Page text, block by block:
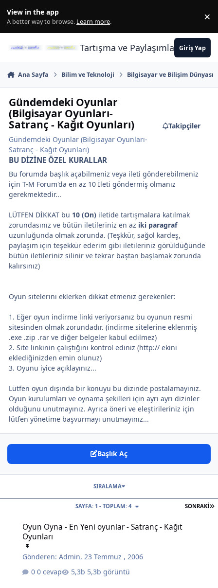
View in the app
A better way to browse. Learn more. ×
Tartışma ve PaylaşımlarınGiriş Yap
Ana Sayfa Bilim ve Teknoloji Bilgisayar ve Bilişim Dünyası
Gündemdeki Oyunlar
(Bilgisayar Oyunları-
Satranç - Kağıt Oyunları)
Gündemdeki Oyunlar (Bilgisayar Oyunları-
Satranç - Kağıt Oyunları)
Takipçiler
BU DİZİNE ÖZEL KURALLAR
Bu forumda başlık açabilmeniz veya ileti gönderebilmeniz
için T-M Forum'da en az 10 İleti göndermiş olmanız
gerekmektedir...
LÜTFEN DİKKAT bu 10 (On) iletide tartışmalara katılmak
zorundasınız ve bütün iletileriniz en az iki paragraf
uzunluğunda olmak zorunda. (Teşkkür, sağol kardeş,
paylaşım için teşekkür ederim gibi iletileriniz görüldüğünde
bütün iletileriniz silinir ve tekrar baştan başlamak zorunda
kalırsınız)
Oyun sitelerini eklerken dikkat etmeniz gerekenler:
1. Eğer oyun indirme linki veriyorsanız bu oyunun resmi
sitesinden olmak zorundadır. (indirme sitelerine eklenmiş
.exe .zip .rar ve diğer belgeler kabul edilmez)
2. Site linkinin çalıştığını kontrol ediniz (http:// ekini
eklediğinizden emin olunuz)
3. Oyunu iyice açıklayınız...
Lütfen oyun dışında bir konuyu bu dizinde postalamayınız.
Oyun kurulumları ve oynama şekilleri için ayrı ayrı dizinler
olduğunu unutmayınız. Ayrıca öneri ve eleştirileriniz için
lütfen yönetime başvurmayı unutmayınız...
Başlık Aç
SONRAKI
SAYFA: 1 - TOPLAM: 4
SIRALAMA
Oyun Oyna - En Yeni oyunlar - Satranç - Kağıt
Oyunları
Gönderen:Admin, 23 Temmuz , 2006
0 cevap
5,3b görüntü